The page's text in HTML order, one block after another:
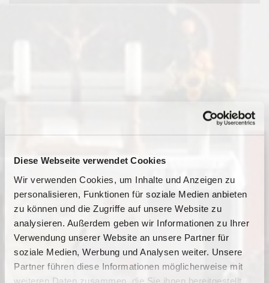
Diese Webseite verwendet Cookies
Wir verwenden Cookies, um Inhalte und Anzeigen zu
personalisieren, Funktionen für soziale Medien anbieten
zu können und die Zugriffe auf unsere Website zu
analysieren. Außerdem geben wir Informationen zu Ihrer
Verwendung unserer Website an unsere Partner für
soziale Medien, Werbung und Analysen weiter. Unsere
Partner führen diese Informationen möglicherweise mit
weiteren Daten zusammen, die Sie ihnen bereitgestellt
Dies könnte Sie auch